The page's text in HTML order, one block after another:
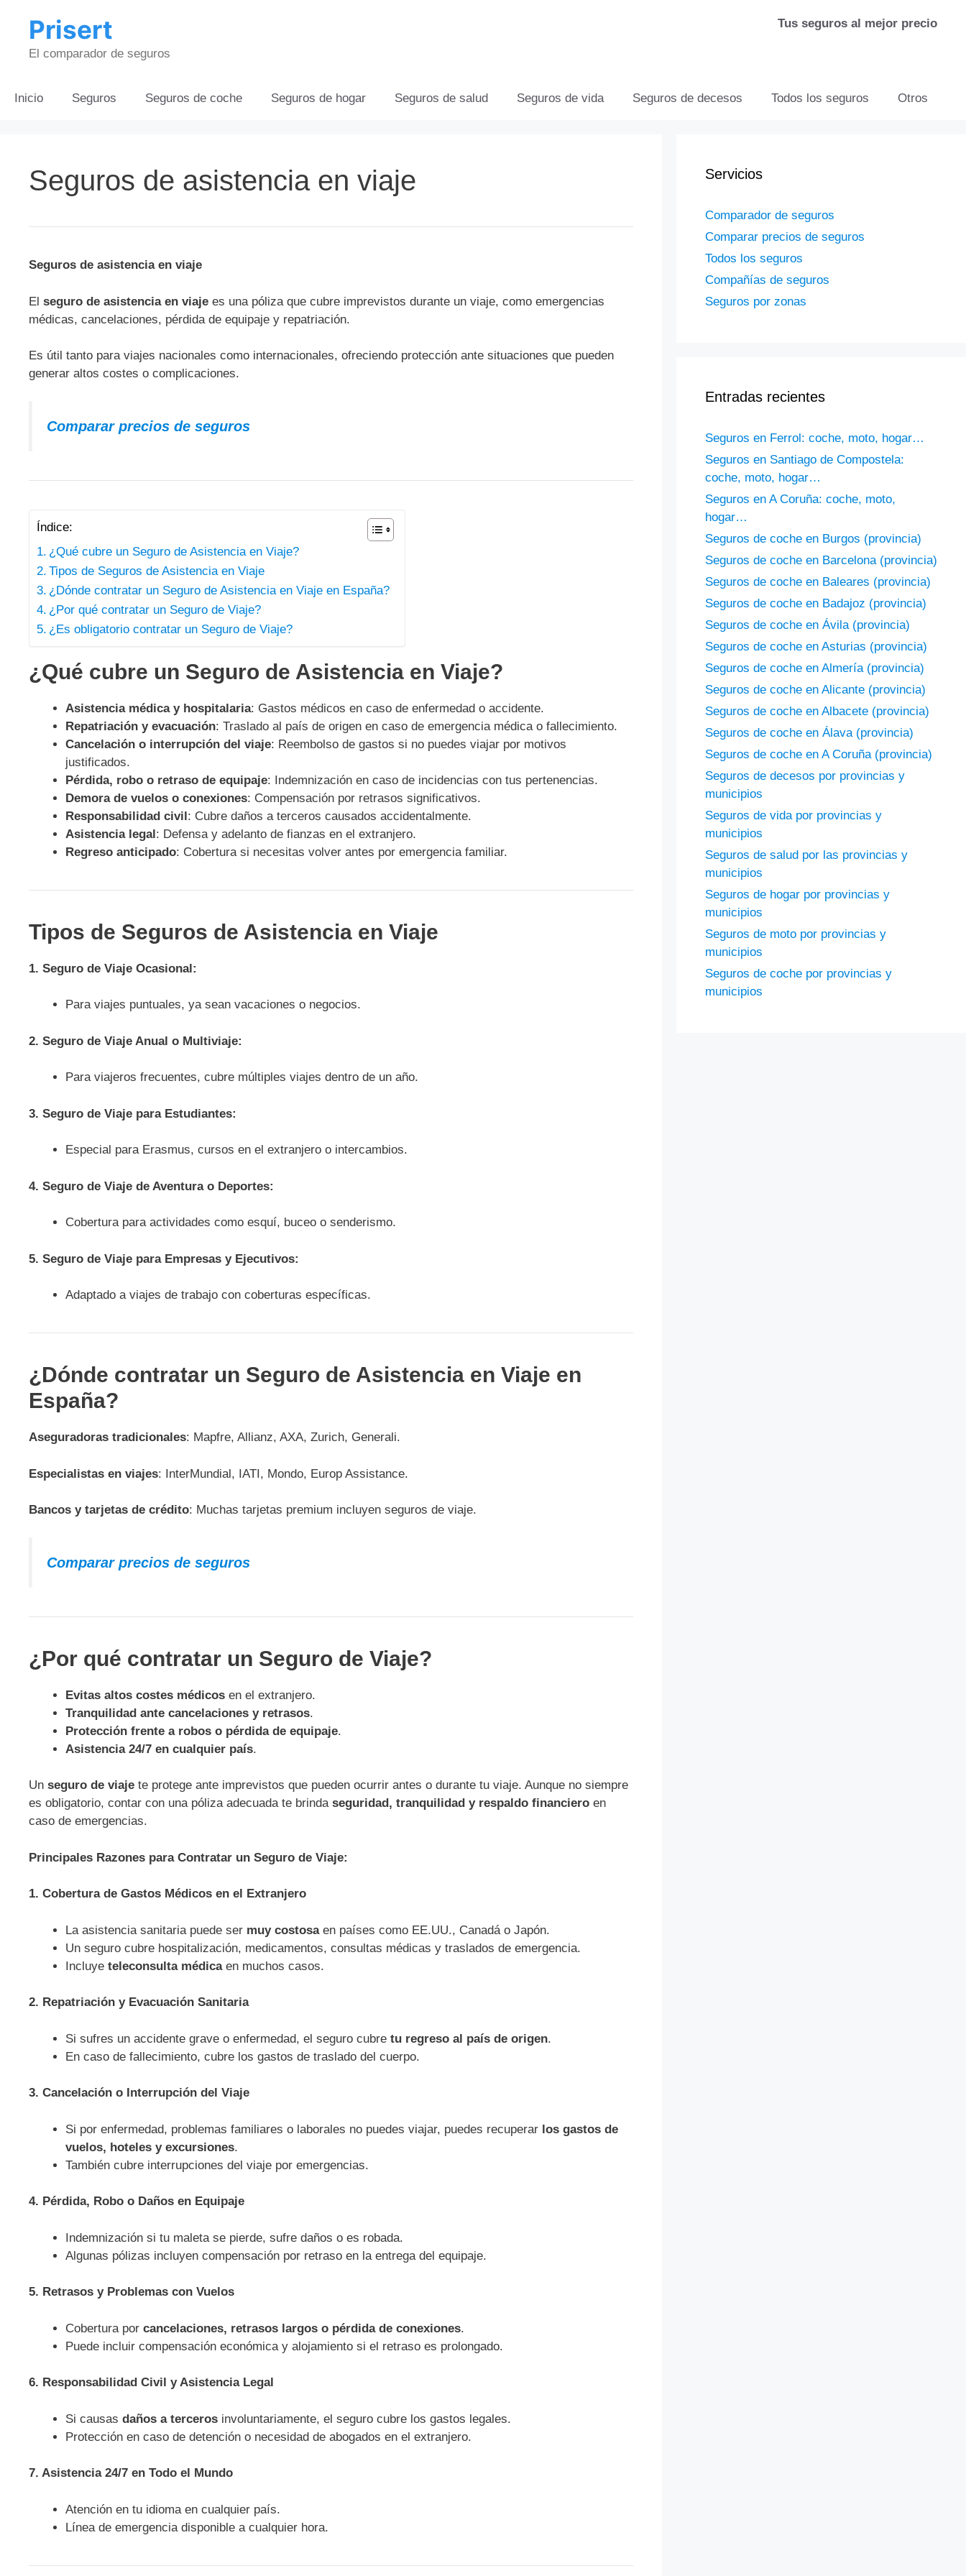
Tus seguros al mejor precio
Prisert
El comparador de seguros
Inicio Seguros Seguros de coche Seguros de hogar Seguros de salud Seguros de vida Seguros de decesos Todos los seguros Otros
Seguros de asistencia en viaje
Seguros de asistencia en viaje
El seguro de asistencia en viaje es una póliza que cubre imprevistos durante un viaje, como emergencias
médicas, cancelaciones, pérdida de equipaje y repatriación.
Es útil tanto para viajes nacionales como internacionales, ofreciendo protección ante situaciones que pueden
generar altos costes o complicaciones.
Comparar precios de seguros
Índice:
¿Qué cubre un Seguro de Asistencia en Viaje?
Tipos de Seguros de Asistencia en Viaje
¿Dónde contratar un Seguro de Asistencia en Viaje en España?
¿Por qué contratar un Seguro de Viaje?
¿Es obligatorio contratar un Seguro de Viaje?
¿Qué cubre un Seguro de Asistencia en Viaje?
Asistencia médica y hospitalaria: Gastos médicos en caso de enfermedad o accidente.
Repatriación y evacuación: Traslado al país de origen en caso de emergencia médica o fallecimiento.
Cancelación o interrupción del viaje: Reembolso de gastos si no puedes viajar por motivos
justificados.
Pérdida, robo o retraso de equipaje: Indemnización en caso de incidencias con tus pertenencias.
Demora de vuelos o conexiones: Compensación por retrasos significativos.
Responsabilidad civil: Cubre daños a terceros causados accidentalmente.
Asistencia legal: Defensa y adelanto de fianzas en el extranjero.
Regreso anticipado: Cobertura si necesitas volver antes por emergencia familiar.
Tipos de Seguros de Asistencia en Viaje
1. Seguro de Viaje Ocasional:
Para viajes puntuales, ya sean vacaciones o negocios.
2. Seguro de Viaje Anual o Multiviaje:
Para viajeros frecuentes, cubre múltiples viajes dentro de un año.
3. Seguro de Viaje para Estudiantes:
Especial para Erasmus, cursos en el extranjero o intercambios.
4. Seguro de Viaje de Aventura o Deportes:
Cobertura para actividades como esquí, buceo o senderismo.
5. Seguro de Viaje para Empresas y Ejecutivos:
Adaptado a viajes de trabajo con coberturas específicas.
¿Dónde contratar un Seguro de Asistencia en Viaje en
España?
Aseguradoras tradicionales: Mapfre, Allianz, AXA, Zurich, Generali.
Especialistas en viajes: InterMundial, IATI, Mondo, Europ Assistance.
Bancos y tarjetas de crédito: Muchas tarjetas premium incluyen seguros de viaje.
Comparar precios de seguros
¿Por qué contratar un Seguro de Viaje?
Evitas altos costes médicos en el extranjero.
Tranquilidad ante cancelaciones y retrasos.
Protección frente a robos o pérdida de equipaje.
Asistencia 24/7 en cualquier país.
Un seguro de viaje te protege ante imprevistos que pueden ocurrir antes o durante tu viaje. Aunque no siempre
es obligatorio, contar con una póliza adecuada te brinda seguridad, tranquilidad y respaldo financiero en
caso de emergencias.
Principales Razones para Contratar un Seguro de Viaje:
1. Cobertura de Gastos Médicos en el Extranjero
La asistencia sanitaria puede ser muy costosaen países como EE.UU., Canadá o Japón.
Un seguro cubre hospitalización, medicamentos, consultas médicas y traslados de emergencia.
Incluye teleconsulta médicaen muchos casos.
2. Repatriación y Evacuación Sanitaria
Si sufres un accidente grave o enfermedad, el seguro cubre tu regreso al país de origen.
En caso de fallecimiento, cubre los gastos de traslado del cuerpo.
3. Cancelación o Interrupción del Viaje
Si por enfermedad, problemas familiares o laborales no puedes viajar, puedes recuperar los gastos de
vuelos, hoteles y excursiones.
También cubre interrupciones del viaje por emergencias.
4. Pérdida, Robo o Daños en Equipaje
Indemnización si tu maleta se pierde, sufre daños o es robada.
Algunas pólizas incluyen compensación por retraso en la entrega del equipaje.
5. Retrasos y Problemas con Vuelos
Cobertura por cancelaciones, retrasos largos o pérdida de conexiones.
Puede incluir compensación económica y alojamiento si el retraso es prolongado.
6. Responsabilidad Civil y Asistencia Legal
Si causas daños a terceros involuntariamente, el seguro cubre los gastos legales.
Protección en caso de detención o necesidad de abogados en el extranjero.
7. Asistencia 24/7 en Todo el Mundo
Atención en tu idioma en cualquier país.
Línea de emergencia disponible a cualquier hora.
Servicios
Comparador de seguros
Comparar precios de seguros
Todos los seguros
Compañías de seguros
Seguros por zonas
Entradas recientes
Seguros en Ferrol: coche, moto, hogar…
Seguros en Santiago de Compostela:
coche, moto, hogar…
Seguros en A Coruña: coche, moto,
hogar…
Seguros de coche en Burgos (provincia)
Seguros de coche en Barcelona (provincia)
Seguros de coche en Baleares (provincia)
Seguros de coche en Badajoz (provincia)
Seguros de coche en Ávila (provincia)
Seguros de coche en Asturias (provincia)
Seguros de coche en Almería (provincia)
Seguros de coche en Alicante (provincia)
Seguros de coche en Albacete (provincia)
Seguros de coche en Álava (provincia)
Seguros de coche en A Coruña (provincia)
Seguros de decesos por provincias y
municipios
Seguros de vida por provincias y
municipios
Seguros de salud por las provincias y
municipios
Seguros de hogar por provincias y
municipios
Seguros de moto por provincias y
municipios
Seguros de coche por provincias y
municipios